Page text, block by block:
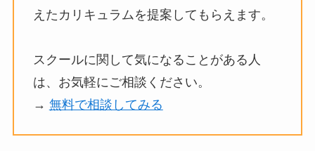
えたカリキュラムを提案してもらえます。
スクールに関して気になることがある人
は、お気軽にご相談ください。
→ 無料で相談してみる